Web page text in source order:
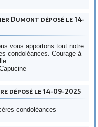
Dumont déposé le 14-
vous apportons tout notre
condoléances. Courage à
déposé le 14-09-2025
condoléances